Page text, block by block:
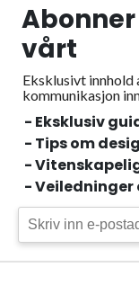
vårt
Eksklusivt
kommunikasjon
- Eksklusiv
- Tips om
-
- Veiledninger